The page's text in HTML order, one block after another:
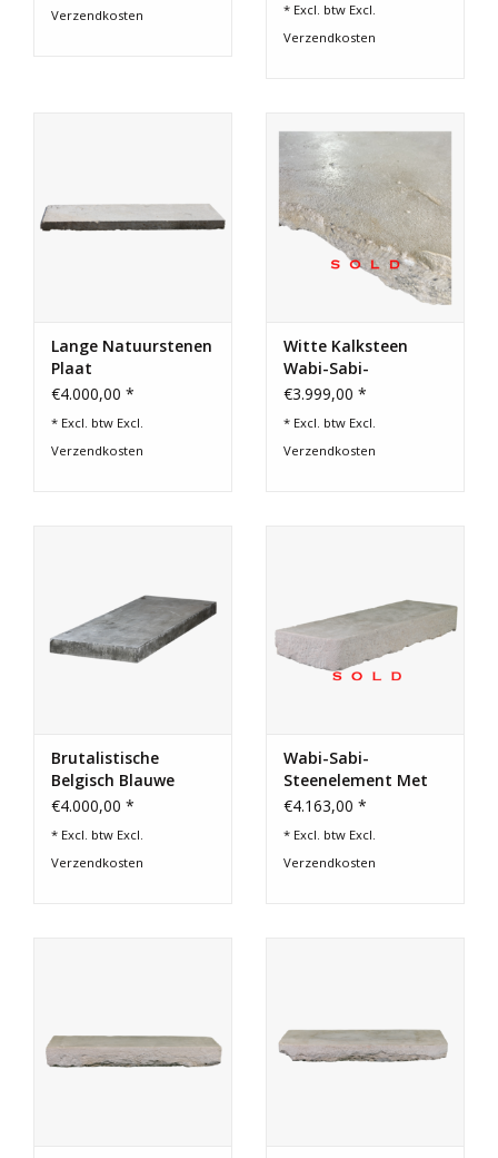
Verzendkosten
* Excl. btw Excl.
Verzendkosten
Lange Natuurstenen
Plaat
€4.000,00 *
* Excl. btw Excl.
Verzendkosten
Witte Kalksteen
Wabi-Sabi-
Steenelement
€3.999,00 *
* Excl. btw Excl.
Verzendkosten
Brutalistische
Belgisch Blauwe
Stenen Plaat
€4.000,00 *
* Excl. btw Excl.
Verzendkosten
Wabi-Sabi-
Steenelement Met
Artempo-Details
€4.163,00 *
* Excl. btw Excl.
Verzendkosten